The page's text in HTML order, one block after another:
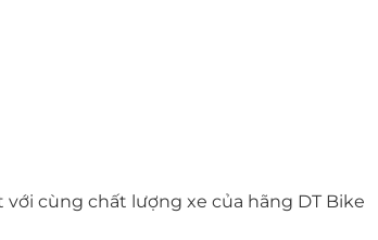
cùng chất lượng xe của hãng DT Bike